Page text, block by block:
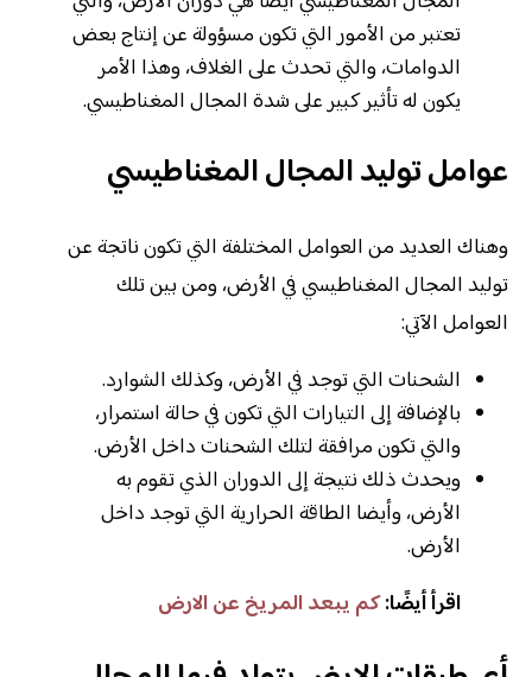
تعتبر من الأمور التي تكون مسؤولة عن إنتاج بعض
الدوامات، والتي تحدث على الغلاف، وهذا الأمر
يكون له تأثير كبير على شدة المجال المغناطيسي.
عوامل توليد المجال المغناطيسي
وهناك العديد من العوامل المختلفة التي تكون ناتجة عن
توليد المجال المغناطيسي في الأرض، ومن بين تلك
العوامل الآتي:
الشحنات التي توجد في الأرض، وكذلك الشوارد.
بالإضافة إلى التيارات التي تكون في حالة استمرار،
والتي تكون مرافقة لتلك الشحنات داخل الأرض.
ويحدث ذلك نتيجة إلى الدوران الذي تقوم به
الأرض، وأيضا الطاقة الحرارية التي توجد داخل
الأرض.
اقرأ أيضًا:كم يبعد المريخ عن الارض